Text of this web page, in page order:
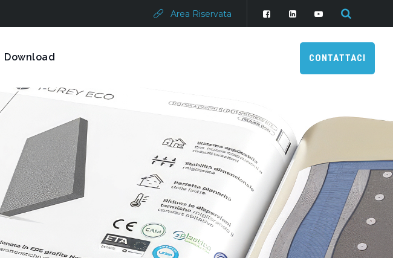
Area Riservata
Download CONTATTACI